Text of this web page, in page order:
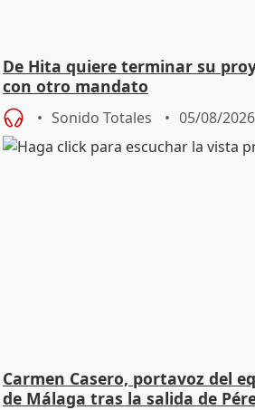
De Hita quiere terminar su
con otro mandato
Sonido Totales 05/08/2026
Carmen Casero, portavoz del
de Málaga tras la salida de